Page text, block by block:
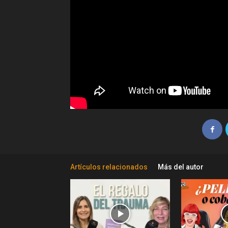
Artículos relacionados Más del autor